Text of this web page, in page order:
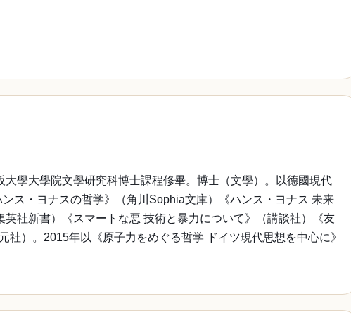
學大學院文學研究科博士課程修畢。博士（文學）。以德國現代
ス・ヨナスの哲学》（角川Sophia文庫）《ハンス・ヨナス 未来
社新書）《スマートな悪 技術と暴力について》（講談社）《友
）。2015年以《原子力をめぐる哲学 ドイツ現代思想を中心に》